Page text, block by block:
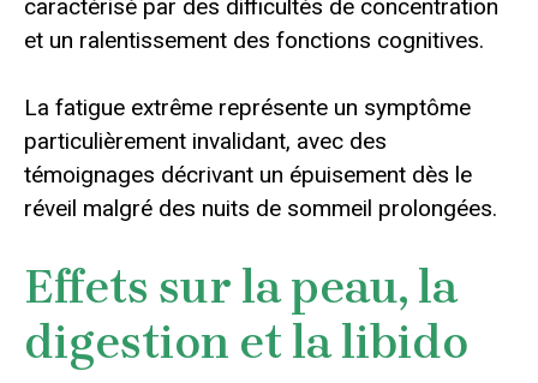
caractérisé par des difficultés de concentration
et un ralentissement des fonctions cognitives.
La fatigue extrême représente un symptôme
particulièrement invalidant, avec des
témoignages décrivant un épuisement dès le
réveil malgré des nuits de sommeil prolongées.
Effets sur la peau, la
digestion et la libido